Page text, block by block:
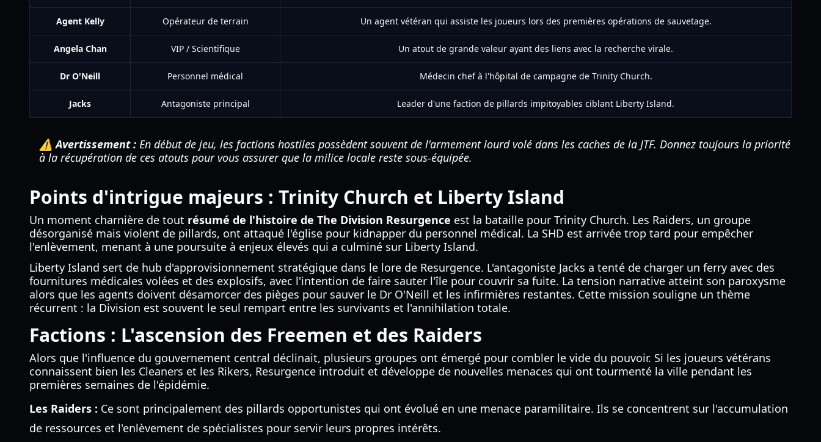
Agent Kelly Opérateur de terrain Un agent vétéran qui assiste les joueurs lors des premières opérations de sauvetage.
Angela Chan VIP / Scientifique Un atout de grande valeur ayant des liens avec la recherche virale.
Dr O'Neill Personnel médical Médecin chef à l'hôpital de campagne de Trinity Church.
Jacks Antagoniste principal Leader d'une faction de pillards impitoyables ciblant Liberty Island.
⚠️ Avertissement : En début de jeu, les factions hostiles possèdent souvent de l'armement lourd volé dans les caches de la JTF. Donnez toujours la priorité
à la récupération de ces atouts pour vous assurer que la milice locale reste sous-équipée.
Points d'intrigue majeurs : Trinity Church et Liberty Island
Un moment charnière de tout résumé de l'histoire de The Division Resurgence est la bataille pour Trinity Church. Les Raiders, un groupe
désorganisé mais violent de pillards, ont attaqué l'église pour kidnapper du personnel médical. La SHD est arrivée trop tard pour empêcher
l'enlèvement, menant à une poursuite à enjeux élevés qui a culminé sur Liberty Island.
Liberty Island sert de hub d'approvisionnement stratégique dans le lore de Resurgence. L'antagoniste Jacks a tenté de charger un ferry avec des
fournitures médicales volées et des explosifs, avec l'intention de faire sauter l'île pour couvrir sa fuite. La tension narrative atteint son paroxysme
alors que les agents doivent désamorcer des pièges pour sauver le Dr O'Neill et les infirmières restantes. Cette mission souligne un thème
récurrent : la Division est souvent le seul rempart entre les survivants et l'annihilation totale.
Factions : L'ascension des Freemen et des Raiders
Alors que l'influence du gouvernement central déclinait, plusieurs groupes ont émergé pour combler le vide du pouvoir. Si les joueurs vétérans
connaissent bien les Cleaners et les Rikers, Resurgence introduit et développe de nouvelles menaces qui ont tourmenté la ville pendant les
premières semaines de l'épidémie.
Les Raiders : Ce sont principalement des pillards opportunistes qui ont évolué en une menace paramilitaire. Ils se concentrent sur l'accumulation
de ressources et l'enlèvement de spécialistes pour servir leurs propres intérêts.